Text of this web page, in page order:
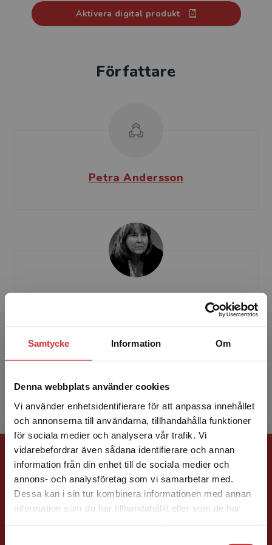
Samtycke Information Om
Denna webbplats använder cookies
Vi använder enhetsidentifierare för att anpassa innehållet
och annonserna till användarna, tillhandahålla funktioner
för sociala medier och analysera vår trafik. Vi
vidarebefordrar även sådana identifierare och annan
information från din enhet till de sociala medier och
annons- och analysföretag som vi samarbetar med.
Dessa kan i sin tur kombinera informationen med annan
information som du har tillhandahållit eller som de har
Begränsad fraktregion
Det verkar som att du besöker
studentlitteratur.se via en enhet utanför Sverige.
Aktivera digital produkt
Författare
Petra Andersson
Bim Wikström
Bim Wikström har skrivit texter till elevboken
och den digitala textbanken i Träff på texten.
Hon har också bearbetat övriga författares
Förlagskontakt